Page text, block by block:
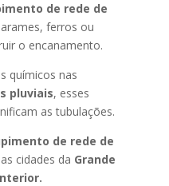
de rede de
ferros ou
o encanamento.
químicos nas
pluviais, esses
as tubulações.
de rede de
cidades da Grande